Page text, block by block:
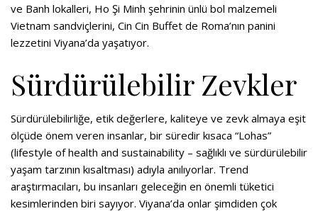
ve Banh lokalleri, Ho Şi Minh şehrinin ünlü bol malzemeli
Vietnam sandviçlerini, Cin Cin Buffet de Roma’nın panini
lezzetini Viyana’da yaşatıyor.
Sürdürülebilir Zevkler
Sürdürülebilirliğe, etik değerlere, kaliteye ve zevk almaya eşit
ölçüde önem veren insanlar, bir süredir kısaca “Lohas”
(lifestyle of health and sustainability – sağlıklı ve sürdürülebilir
yaşam tarzının kısaltması) adıyla anılıyorlar. Trend
araştırmacıları, bu insanları geleceğin en önemli tüketici
kesimlerinden biri sayıyor. Viyana’da onlar şimdiden çok